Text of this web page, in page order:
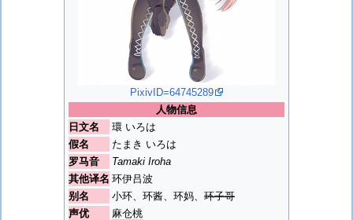
PixivID=64745289
人物信息
日文名
環 いろは
假名
たまき いろは
罗马音
Tamaki Iroha
其他译名 环伊吕波
别名
小环、环酱、环妈、 环子哥
声优
麻仓桃